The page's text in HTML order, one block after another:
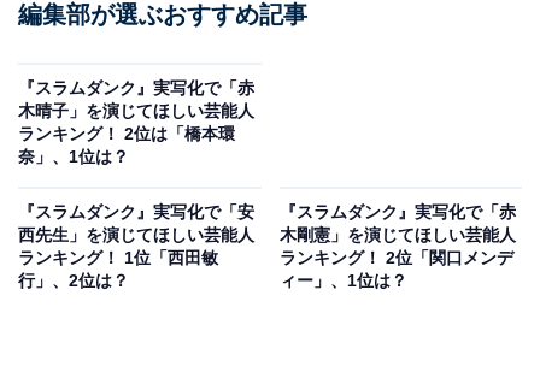
2位にランクインしたのは、俳優やファッションモデル
始まるドラマ『いちばんすきな花』（フジテレビ系）で
は、4人の主演のうちの1人に抜てきされています。
アンケートのコメント欄には、「キャラがあっていると
思う（40代女性）」「雰囲気がぴったりだから（30代女
性）」などの意見がみられました。
編集部が選ぶおすすめ記事
『スラムダンク』実写化で「赤
木晴子」を演じてほしい芸能人
ランキング！ 2位は「橋本環
奈」、1位は？
『スラムダンク』実写化で「安
西先生」を演じてほしい芸能人
ランキング！ 1位「西田敏
行」、2位は？
『スラムダンク』実写化で「赤
木剛憲」を演じてほしい芸能人
ランキング！ 2位「関口メンデ
ィー」、1位は？